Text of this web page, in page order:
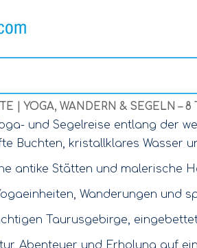
| YOGA, WANDERN & SEGELN –
und Segelreise entlang der
Buchten, kristallklares Wasser
antike Stätten und malerische
Wanderungen und
Taurusgebirge,
Abenteuer und Erholung auf